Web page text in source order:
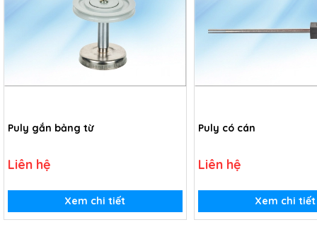
Puly gắn bảng từ
Liên hệ
Xem chi tiết
Puly có cán
Liên hệ
Xem chi tiết